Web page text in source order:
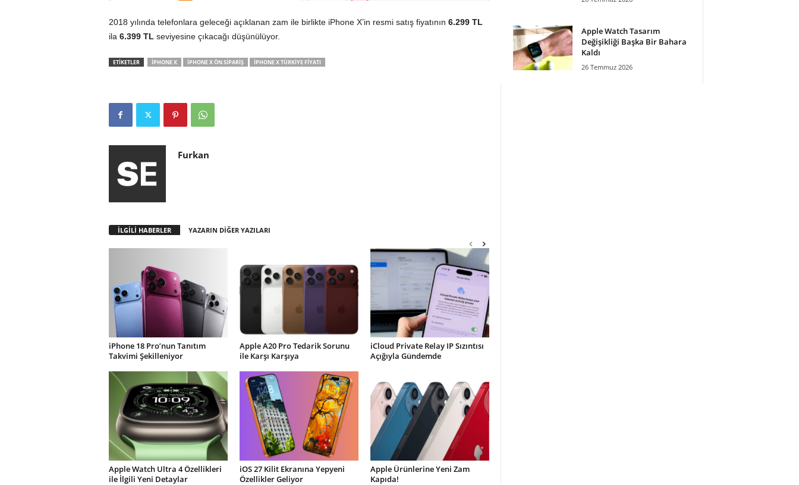
2018 yılında telefonlara geleceği açıklanan zam ile birlikte iPhone X’in resmi satış fiyatının 6.299 TL
ila 6.399 TL seviyesine çıkacağı düşünülüyor.
ETİKETLER IPHONE X IPHONE X ÖN SIPARIŞ IPHONE X TÜRKIYE FIYATI
Furkan
İLGİLİ HABERLER YAZARIN DİĞER YAZILARI
iPhone 18 Pro’nun Tanıtım
Takvimi Şekilleniyor
Apple A20 Pro Tedarik Sorunu
ile Karşı Karşıya
iCloud Private Relay IP Sızıntısı
Açığıyla Gündemde
Apple Watch Ultra 4 Özellikleri
ile İlgili Yeni Detaylar
iOS 27 Kilit Ekranına Yepyeni
Özellikler Geliyor
Apple Ürünlerine Yeni Zam
Kapıda!
Apple Watch Tasarım
Değişikliği Başka Bir Bahara
Kaldı
26 Temmuz 2026